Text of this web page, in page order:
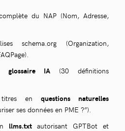
du NAP (Nom, Adresse,
schema.org (Organization,
glossaire IA(30 définitions
titres en questions naturelles
ses données en PME ?”).
llms.txtautorisant GPTBot et